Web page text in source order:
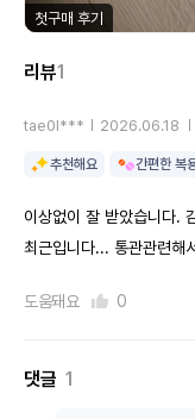
첫구매 후기
리뷰1
tae0l*** 2026.06.18
추천해요 간편한 복
이상없이 잘 받았습니다.
최근입니다... 통관관련해
도움돼요 0
댓글 1